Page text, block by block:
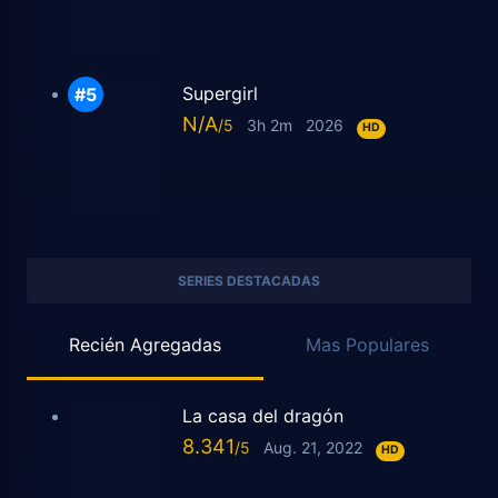
Supergirl
N/A 3h 2m 2026 HD
SERIES DESTACADAS
Recién Agregadas Mas Populares
La casa del dragón
8.341 Aug. 21, 2022 HD